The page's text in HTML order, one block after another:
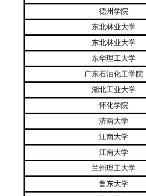
德州学院
东北林业大学
东北林业大学
东华理工大学
广东石油化工学院
湖北工业大学
怀化学院
济南大学
江南大学
江南大学
兰州理工大学
鲁东大学